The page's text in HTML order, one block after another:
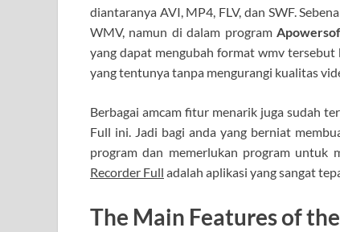
diantaranya AVI, MP4, FLV, dan SWF.
WMV, namun di dalam program
yang dapat mengubah format wmv
yang tentunya tanpa mengurangi kualitas
Berbagai amcam fitur menarik juga sudah
Full ini. Jadi bagi anda yang berniat
program dan memerlukan program untuk
Recorder Full adalah aplikasi yang sangat
The Main Features of